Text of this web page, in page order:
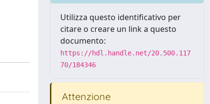
Utilizza questo identificativo per
citare o creare un link a questo
documento:
https://hdl.handle.net/20.500.117
70/184346
Attenzione